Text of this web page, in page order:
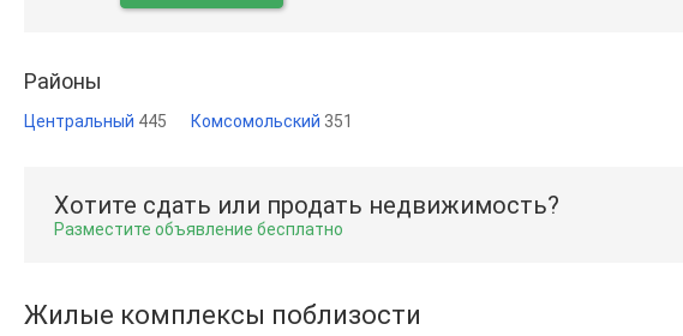
Районы
Центральный 445 Комсомольский 351
Хотите сдать или продать недвижимость?
Разместите объявление бесплатно
Жилые комплексы поблизости